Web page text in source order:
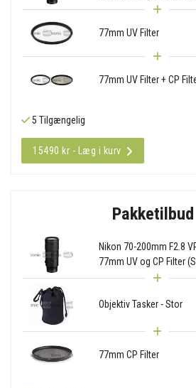
77mm UV Filter
77mm UV Filter + CP
5 Tilgængelig
15490 kr - Læg i kurv
Nikon 70-200mm F2.8
77mm UV og CP Filter
Objektiv Tasker - Stor
77mm CP Filter